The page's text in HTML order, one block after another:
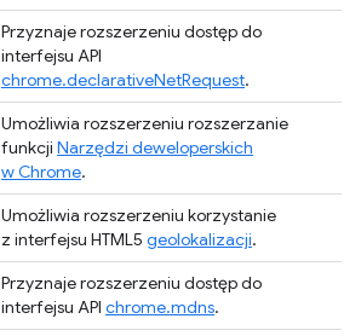
Przyznaje rozszerzeniu dostęp do
interfejsu API
chrome.declarativeNetRequest.
Umożliwia rozszerzeniu rozszerzanie
funkcji Narzędzi deweloperskich
w Chrome.
Umożliwia rozszerzeniu korzystanie
z interfejsu HTML5 geolokalizacji.
Przyznaje rozszerzeniu dostęp do
interfejsu API chrome.mdns.